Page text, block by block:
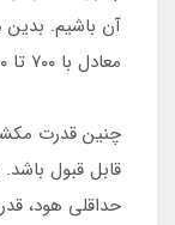
آن باشیم.
معادل با ۷۰۰ تا ۹۰۰ متر مکعب بر ساعت داشته باشد.
چنین قدرت
قابل قبول